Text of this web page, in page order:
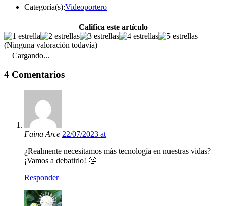
Categoría(s):Videoportero
Califica este artículo
(Ninguna valoración todavía)
Cargando...
4 Comentarios
Faina Arce 22/07/2023 at
¿Realmente necesitamos más tecnología en nuestras vidas?
¡Vamos a debatirlo! 🤔
Responder